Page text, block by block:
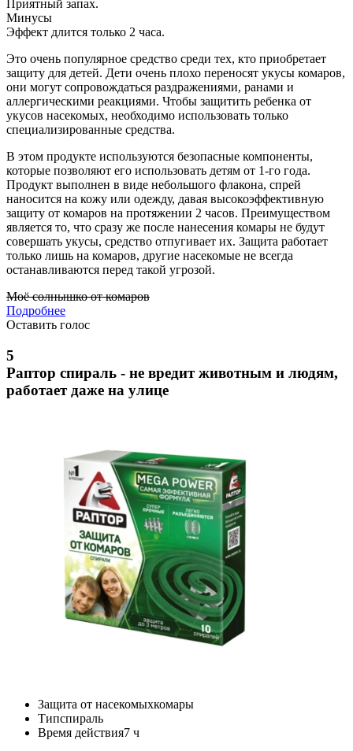
Приятный запах.
Минусы
Эффект длится только 2 часа.
Это очень популярное средство среди тех, кто приобретает
защиту для детей. Дети очень плохо переносят укусы комаров,
они могут сопровождаться раздражениями, ранами и
аллергическими реакциями. Чтобы защитить ребенка от
укусов насекомых, необходимо использовать только
специализированные средства.
В этом продукте используются безопасные компоненты,
которые позволяют его использовать детям от 1-го года.
Продукт выполнен в виде небольшого флакона, спрей
наносится на кожу или одежду, давая высокоэффективную
защиту от комаров на протяжении 2 часов. Преимуществом
является то, что сразу же после нанесения комары не будут
совершать укусы, средство отпугивает их. Защита работает
только лишь на комаров, другие насекомые не всегда
останавливаются перед такой угрозой.
Моё солнышко от комаров
Подробнее
Оставить голос
5
Раптор спираль - не вредит животным и людям,
работает даже на улице
Защита от насекомыхкомары
Типспираль
Время действия7 ч